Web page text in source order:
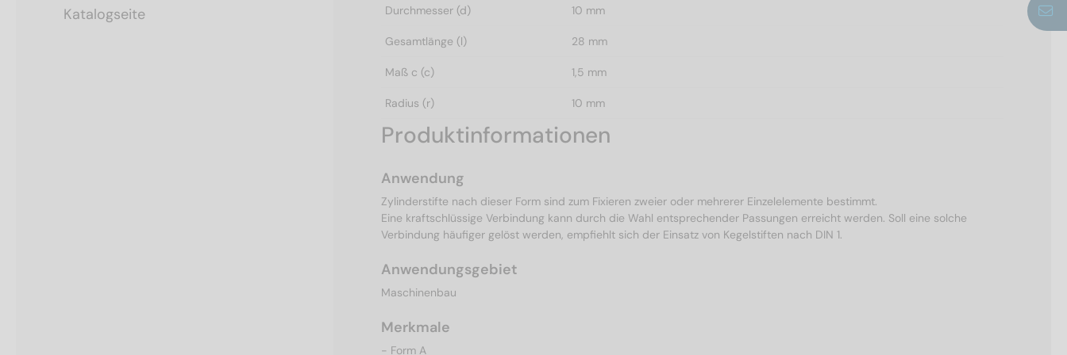
Katalogseite
Durchmesser (d) 10 mm
Gesamtlänge (l) 28 mm
Maß c (c) 1,5 mm
Radius (r) 10 mm
Produktinformationen
Anwendung
Zylinderstifte nach dieser Form sind zum Fixieren zweier oder mehrerer Einzelelemente bestimmt.
Eine kraftschlüssige Verbindung kann durch die Wahl entsprechender Passungen erreicht werden. Soll eine solche
Verbindung häufiger gelöst werden, empfiehlt sich der Einsatz von Kegelstiften nach DIN 1.
Anwendungsgebiet
Maschinenbau
Merkmale
- Form A